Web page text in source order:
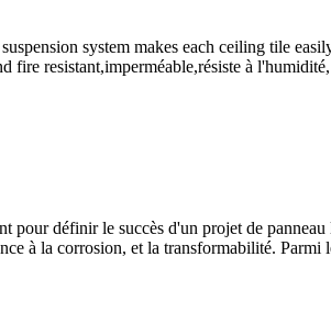
system makes each ceiling tile
fire resistant,imperméable,résiste à
pour définir le succès d'un projet de
à la corrosion, et la transformabilité.